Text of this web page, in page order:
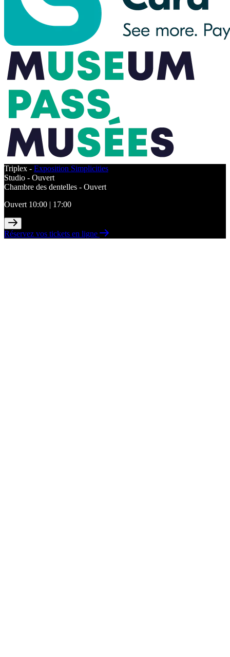
Triplex - Exposition Simplicities
Studio - Ouvert
Chambre des dentelles - Ouvert
Ouvert 10:00 | 17:00
Réservez vos tickets en ligne